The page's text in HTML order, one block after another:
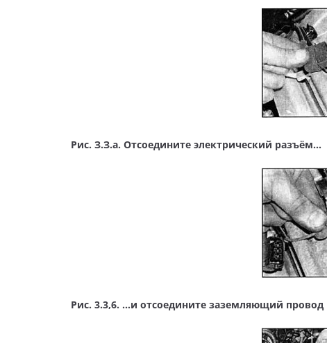
Рис. З.З.а. Отсоедините электрический разъём…
Рис. 3.3,6. …и отсоедините заземляющий провод